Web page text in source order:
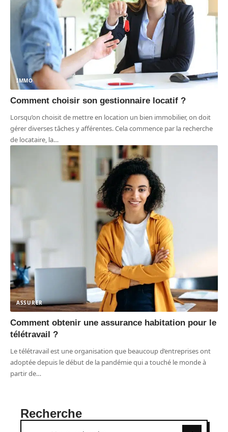
IMMO
Comment choisir son gestionnaire locatif ?
Lorsqu’on choisit de mettre en location un bien immobilier, on doit
gérer diverses tâches y afférentes. Cela commence par la recherche
de locataire, la…
ASSURER
Comment obtenir une assurance habitation pour le
télétravail ?
Le télétravail est une organisation que beaucoup d’entreprises ont
adoptée depuis le début de la pandémie qui a touché le monde à
partir de…
Recherche